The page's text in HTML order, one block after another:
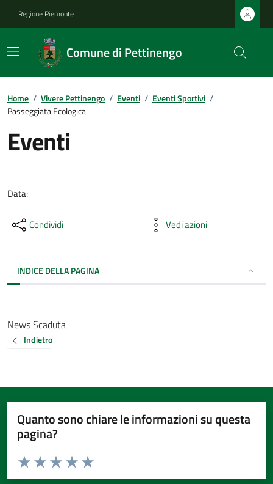
Regione Piemonte
Comune di Pettinengo
Home / Vivere Pettinengo / Eventi / Eventi Sportivi /
Passeggiata Ecologica
Eventi
Data:
Condividi Vedi azioni
INDICE DELLA PAGINA
News Scaduta
Indietro
Quanto sono chiare le informazioni su questa
pagina?
Valuta da 1 a 5 stelle la pagina
Valuta 5 stelle su 5
Valuta 4 stelle su 5
Valuta 3 stelle su 5
Valuta 2 stelle su 5
Valuta 1 stelle su 5